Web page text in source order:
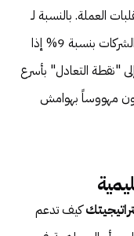
العملة. بالنسبة لـ
، ضع في اعتبارك ضريبة الشركات بنسبة 9% إذا
"نقطة التعادل" بأسرع
مهووساً بهوامش
كيف تدعم